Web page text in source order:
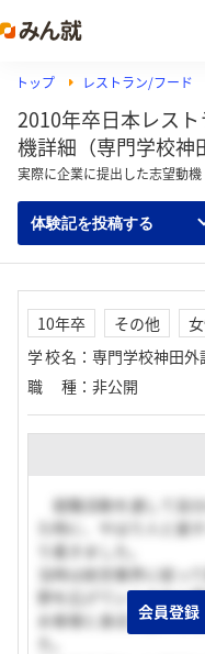
トップ レストラン/フード
2010年卒日本レス
機詳細（専門学校神
実際に企業に提出した志望動機
体験記を投稿する
10年卒 その他
学校名 ： 専門学校神田外
職種 ： 非公開
就職活動を通して自
た時に、やはり人と接
り着きました。
当時は航空業界に絞っ
野を広げていくうちに
お客様と身近に接する
会員登録